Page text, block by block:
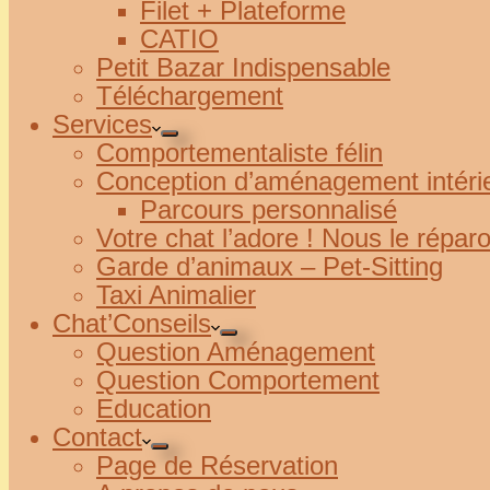
Filet + Plateforme
CATIO
Petit Bazar Indispensable
Téléchargement
Services
Comportementaliste félin
Conception d’aménagement
Parcours personnalisé
Votre chat l’adore ! Nous le
Garde d’animaux – Pet-Sitting
Taxi Animalier
Chat’Conseils
Question Aménagement
Question Comportement
Education
Contact
Page de Réservation